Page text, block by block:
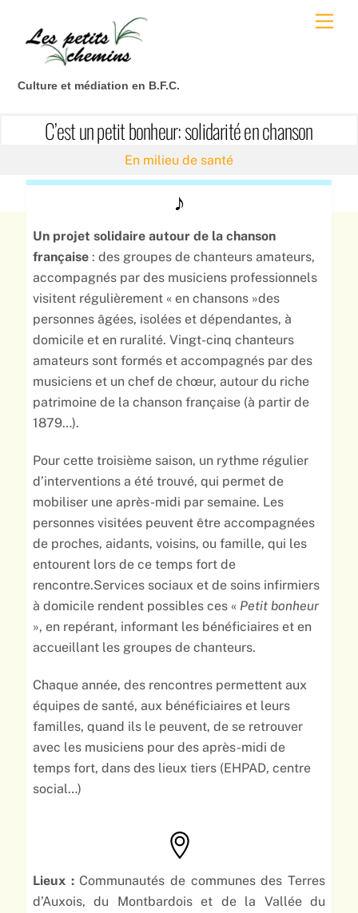
content
Culture et médiation en B.F.C.
C’est un petit bonheur: solidarité en chanson
En milieu de santé
♪
Un projet solidaire autour de la chanson
française: des groupes de chanteurs amateurs,
accompagnés par des musiciens professionnels
visitent régulièrement « en chansons »des
personnes âgées, isolées et dépendantes, à
domicile et en ruralité. Vingt-cinq chanteurs
amateurs sont formés et accompagnés par des
musiciens et un chef de chœur, autour du riche
patrimoine de la chanson française (à partir de
1879…).
Pour cette troisième saison, un rythme régulier
d’interventions a été trouvé, qui permet de
mobiliser une après-midi par semaine. Les
personnes visitées peuvent être accompagnées
de proches, aidants, voisins, ou famille, qui les
entourent lors de ce temps fort de
rencontre.Services sociaux et de soins infirmiers
à domicile rendent possibles ces « Petit bonheur
», en repérant, informant les bénéficiaires et en
accueillant les groupes de chanteurs.
Chaque année, des rencontres permettent aux
équipes de santé, aux bénéficiaires et leurs
familles, quand ils le peuvent, de se retrouver
avec les musiciens pour des après-midi de
temps fort, dans des lieux tiers (EHPAD, centre
social…)
Lieux : Communautés de communes des Terres
d’Auxois, du Montbardois et de la Vallée du